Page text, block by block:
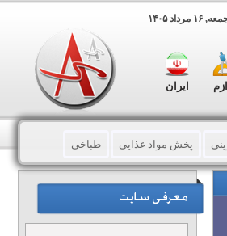
مرداد ۱۴۰۵
ایران
پخش مواد غذایی طباخی